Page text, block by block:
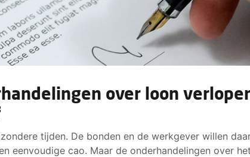
over loon
tijden. De bonden en de werkgever willen
eenvoudige cao. Maar de onderhandelingen over